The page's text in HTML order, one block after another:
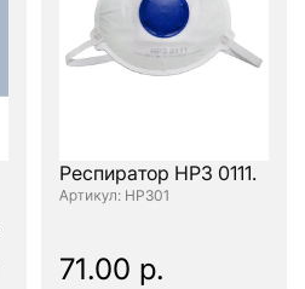
Респиратор НРЗ 0111.
: НРЗ01
71.00 р.